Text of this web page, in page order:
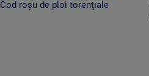
Cod roşu de ploi torenţiale